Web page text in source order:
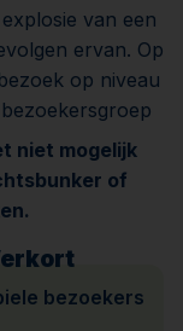
van een
ervan. Op
op niveau
niet mogelijk
of
bezoekers